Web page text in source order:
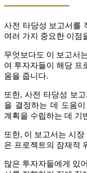
사전 타당성 보고서를
여러 가지 중요한 이점
무엇보다도 이 보고서
여 투자자들이 해당 프
움을 줍니다.
또한, 사전 타당성 보
을 결정하는 데 도움
계획을 수립하는 데 기
또한, 이 보고서는 시
은 프로젝트의 잠재적
많은 투자자들에게 있